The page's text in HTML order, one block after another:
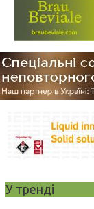
У тренді